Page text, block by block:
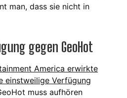
man, dass sie nicht in
gegen GeoHot
America erwirkte
einstweilige Verfügung
muss aufhören